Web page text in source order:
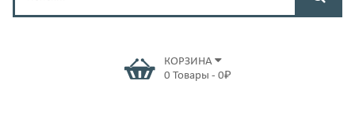
КОРЗИНА
0 Товары - 0₽